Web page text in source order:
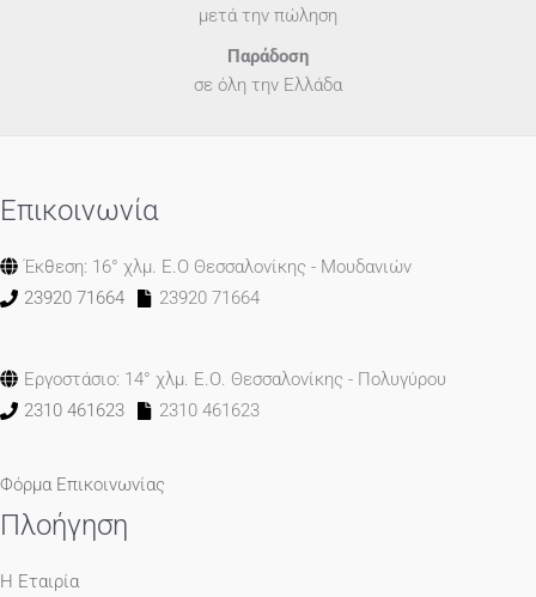
μετά την πώληση
Παράδοση
σε όλη την Ελλάδα
Επικοινωνία
Έκθεση: 16° χλμ. Ε.Ο Θεσσαλονίκης - Μουδανιών
23920 71664
23920 71664
Εργοστάσιο: 14° χλμ. Ε.Ο. Θεσσαλονίκης - Πολυγύρου
2310 461623
2310 461623
Φόρμα Επικοινωνίας
Πλοήγηση
Η Εταιρία